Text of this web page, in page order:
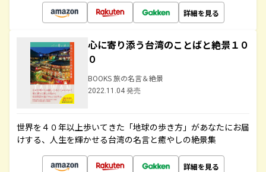
詳細を見る
心に寄り添う台湾のことばと絶景１０
０
BOOKS 旅の名言＆絶景
2022.11.04 発売
世界を４０年以上歩いてきた「地球の歩き方」があなたにお届
けする、人生を輝かせる台湾の名言と癒やしの絶景集
詳細を見る